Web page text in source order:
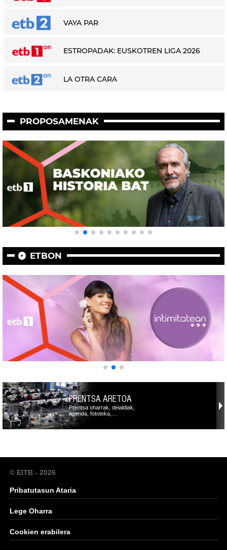
VAYA PAR
ESTROPADAK: EUSKOTREN LIGA 2026
LA OTRA CARA
PROPOSAMENAK
ETBON
PRENTSA ARETOA
Prentsa oharrak, deialdiak,
agenda, fototeka,…
© EITB - 2026
Pribatutasun Ataria
Lege Oharra
Cookien erabilera